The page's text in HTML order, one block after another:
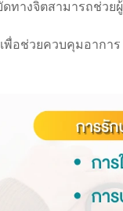
ทางจิตสามารถช่ว
อช่วยควบคุมอาการ